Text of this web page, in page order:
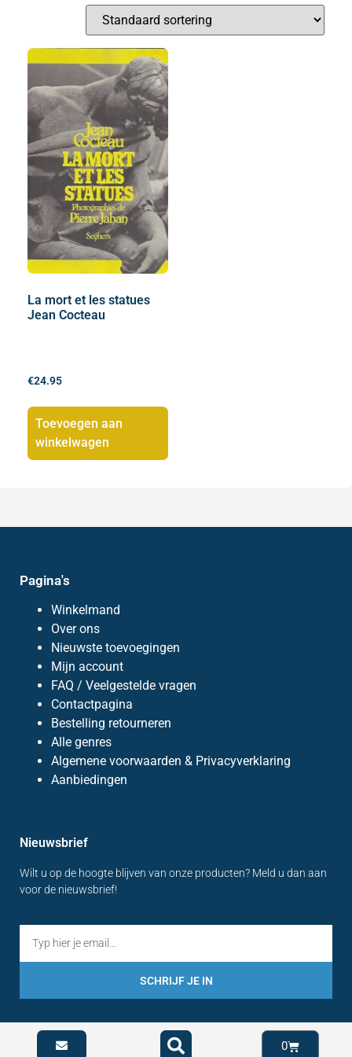
La mort et les statues
Jean Cocteau
€24.95
Toevoegen aan
winkelwagen
Pagina's
Winkelmand
Over ons
Nieuwste toevoegingen
Mijn account
FAQ / Veelgestelde vragen
Contactpagina
Bestelling retourneren
Alle genres
Algemene voorwaarden & Privacyverklaring
Aanbiedingen
Nieuwsbrief
Wilt u op de hoogte blijven van onze producten? Meld u dan aan
voor de nieuwsbrief!
SCHRIJF JE IN
0